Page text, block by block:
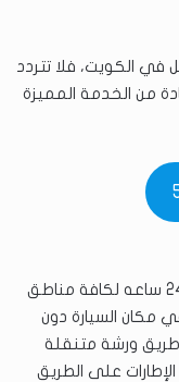
الكويت، فلا تتردد
من الخدمة المميزة
نقدم خدمة تبديل تواير متنقل على مدار 24 ساعه لكافة مناطق
مكان السيارة دون
طريق ورشة متنقلة
على الطريق